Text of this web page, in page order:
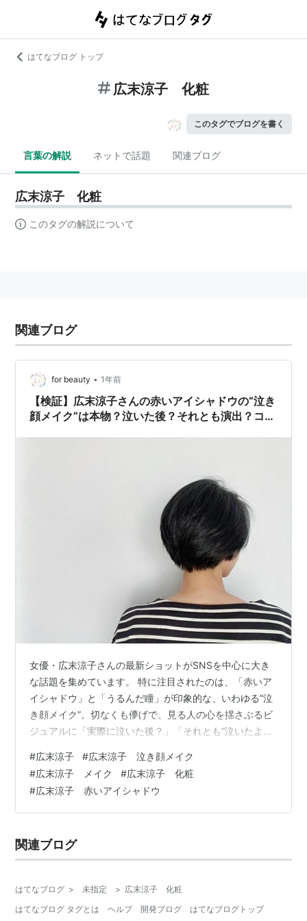
はてなブログ トップ
広末涼子 化粧
このタグでブログを書く
言葉の解説 ネットで話題 関連ブログ
広末涼子 化粧
このタグの解説について
関連ブログ
for beauty • 1年前
【検証】広末涼子さんの赤いアイシャドウの“泣き
顔メイク”は本物？泣いた後？それとも演出？コス
女優・広末涼子さんの最新ショットがSNSを中心に大き
な話題を集めています。 特に注目されたのは、「赤いア
イシャドウ」と「うるんだ瞳」が印象的な、いわゆる“泣
き顔メイク”。切なくも儚げで、見る人の心を揺さぶるビ
ジュアルに「実際に泣いた後？」「それとも“泣いたよう
では、コスメコンシェルジュの視点から「泣き顔メイク
のテクニックと心理的演出」を深掘りしつつ、広末涼子
さんのメイクの意図や再現方法まで詳しく解説します！
そもそも「泣き顔メイク」とは？ 広末涼子さんの泣き顔
両方に「赤系シャドウ」 特徴…
#広末涼子 #広末涼子 泣き顔メイク
#広末涼子 メイク #広末涼子 化粧
#広末涼子 赤いアイシャドウ
関連ブログ
はてなブログ > 未指定 > 広末涼子 化粧
はてなブログ タグとは
ヘルプ 開発ブログ はてなブログトップ